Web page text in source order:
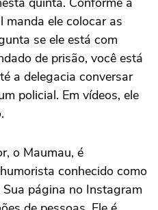
manda ele colocar as
se ele está com
de prisão, você está
a delegacia conversar
policial. Em vídeos, ele
o Maumau, é
conhecido como
página no Instagram